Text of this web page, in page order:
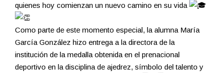
quienes hoy comienzan un nuevo camino en su vida
Como parte de este momento especial, la alumna María
García González hizo entrega a la directora de la
institución de la medalla obtenida en el prenacional
deportivo en la disciplina de ajedrez, símbolo del talento y